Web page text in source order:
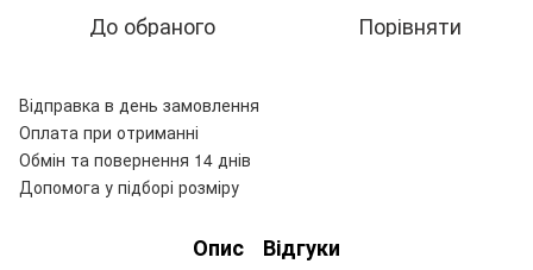
До обраного Порівняти
Відправка в день замовлення
Оплата при отриманні
Обмін та повернення 14 днів
Допомога у підборі розміру
Опис Відгуки